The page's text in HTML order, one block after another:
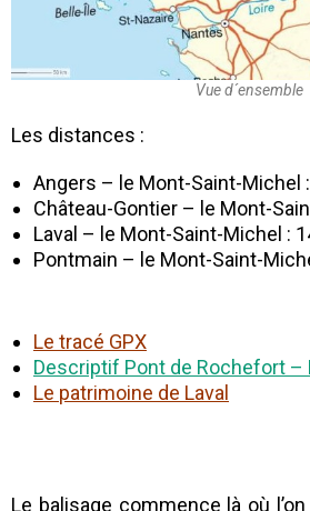
Vue d´ensemble
Les distances :
Angers – le Mont-Saint-Michel :
Château-Gontier – le Mont-
Laval – le Mont-Saint-Michel :
Pontmain – le Mont-Saint-
Le tracé GPX
Descriptif Pont de Rochefort –
Le patrimoine de Laval
Le balisage commence là où